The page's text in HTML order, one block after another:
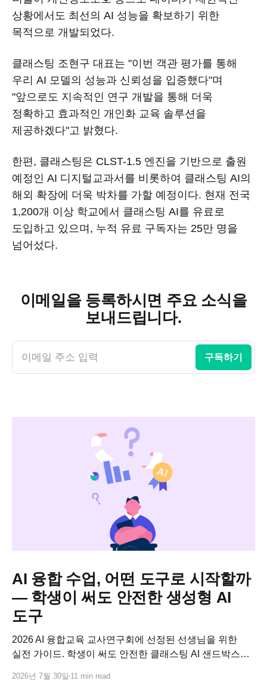
상황에서도 최선의 AI 성능을 확보하기 위한
목적으로 개발되었다.
클래스팅 조현구 대표는 "이번 객관 평가를 통해
우리 AI 모델의 성능과 신뢰성을 입증했다"며
"앞으로도 지속적인 연구 개발을 통해 더욱
정확하고 효과적인 개인화 교육 솔루션을
제공하겠다"고 밝혔다.
한편, 클래스팅은 CLST-1.5 엔진을 기반으로 출원
예정인 AI 디지털교과서를 비롯하여 클래스팅 AI의
해외 확장에 더욱 박차를 가할 예정이다. 현재 전국
1,200개 이상 학교에서 클래스팅 AI를 유료로
도입하고 있으며, 누적 유료 구독자는 25만 명을
넘어섰다.
이메일을 등록하시면 주요 소식을
보내드립니다.
이메일 주소 입력 구독하기
AI 융합 수업, 어떤 도구로 시작할까
— 학생이 써도 안전한 생성형 AI
도구
2026 AI 융합교육 교사연구회에 선정된 선생님을 위한
실전 가이드. 학생이 써도 안전한 클래스팅 AI 샌드박스로
코스웨어까지 연결하는 방법.
2026년 7월 30일 11 min read